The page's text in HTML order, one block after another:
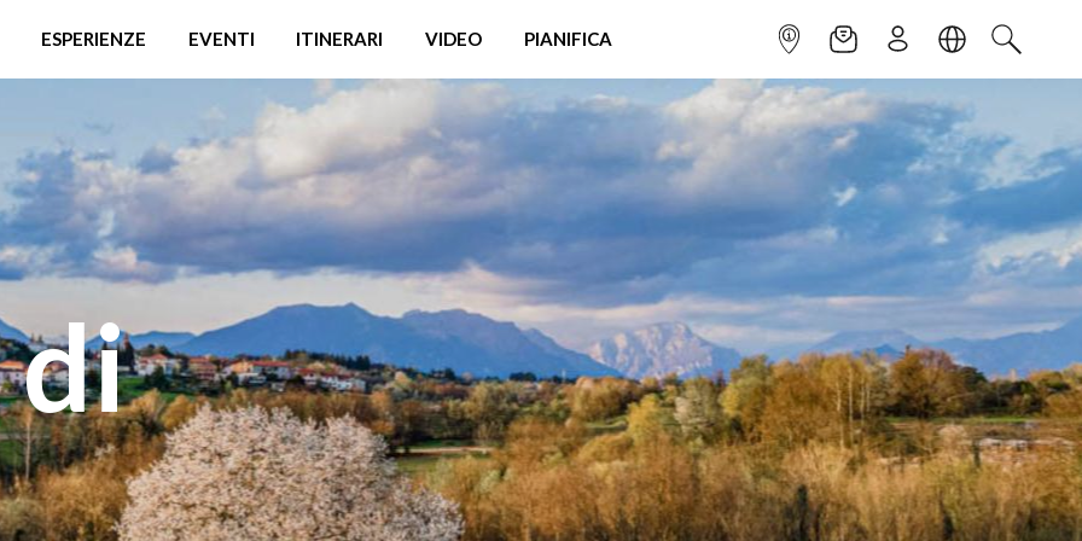
ESPERIENZE EVENTI ITINERARI VIDEO PIANIFICA INFOPOINTNEWSLETTER
ISCRIVITILINGUACERCA
di